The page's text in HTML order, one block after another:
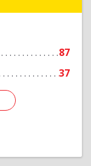
87
37
Подробнее